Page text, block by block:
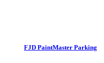
FJD PaintMaster Parking